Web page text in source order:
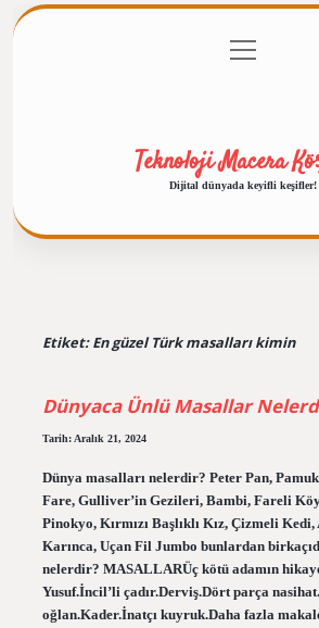
Gizlilik Politikası
menüyü
aç
Teknoloji Macera
Dijital dünyada keyifli keşifler!
Etiket:En güzel Türk masalları kimin
Dünyaca Ünlü Masallar
Tarih: Aralık 21, 2024
Dünya masalları nelerdir? Peter Pan, Pamuk
Fare, Gulliver’in Gezileri, Bambi, Fareli
Pinokyo, Kırmızı Başlıklı Kız, Çizmeli Kedi,
Karınca, Uçan Fil Jumbo bunlardan
nelerdir? MASALLARÜç kötü adamın
Yusuf.İncil’li çadır.Derviş.Dört parça
oğlan.Kader.İnatçı kuyruk.Daha fazla